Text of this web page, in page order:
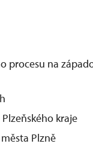
procesu na
kraje
Plzně